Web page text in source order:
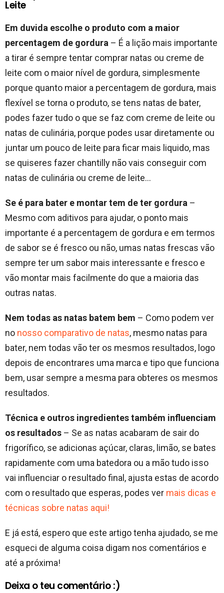
Leite
Em duvida escolhe o produto com a maior
percentagem de gordura – É a lição mais importante
a tirar é sempre tentar comprar natas ou creme de
leite com o maior nível de gordura, simplesmente
porque quanto maior a percentagem de gordura, mais
flexível se torna o produto, se tens natas de bater,
podes fazer tudo o que se faz com creme de leite ou
natas de culinária, porque podes usar diretamente ou
juntar um pouco de leite para ficar mais liquido, mas
se quiseres fazer chantilly não vais conseguir com
natas de culinária ou creme de leite…
Se é para bater e montar tem de ter gordura –
Mesmo com aditivos para ajudar, o ponto mais
importante é a percentagem de gordura e em termos
de sabor se é fresco ou não, umas natas frescas vão
sempre ter um sabor mais interessante e fresco e
vão montar mais facilmente do que a maioria das
outras natas.
Nem todas as natas batem bem – Como podem ver
no nosso comparativo de natas, mesmo natas para
bater, nem todas vão ter os mesmos resultados, logo
depois de encontrares uma marca e tipo que funciona
bem, usar sempre a mesma para obteres os mesmos
resultados.
Técnica e outros ingredientes também influenciam
os resultados – Se as natas acabaram de sair do
frigorífico, se adicionas açúcar, claras, limão, se bates
rapidamente com uma batedora ou a mão tudo isso
vai influenciar o resultado final, ajusta estas de acordo
com o resultado que esperas, podes ver mais dicas e
técnicas sobre natas aqui!
E já está, espero que este artigo tenha ajudado, se me
esqueci de alguma coisa digam nos comentários e
até a próxima!
Deixa o teu comentário :)